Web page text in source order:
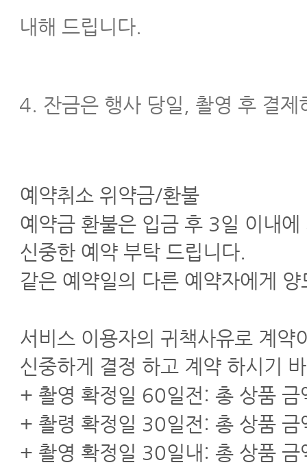
내해 드립니다.
4. 잔금은 행사 당일, 촬영 후 결제
예약취소 위약금/환불
예약금 환불은 입금 후 3일 이내
신중한 예약 부탁 드립니다.
같은 예약일의 다른 예약자에게
서비스 이용자의 귀책사유로 계약
신중하게 결정 하고 계약 하시기
+ 촬영 확정일 60일전: 총 상품
+ 촬령 확정일 30일전: 총 상품
+ 촬영 확정일 30일내: 총 상품